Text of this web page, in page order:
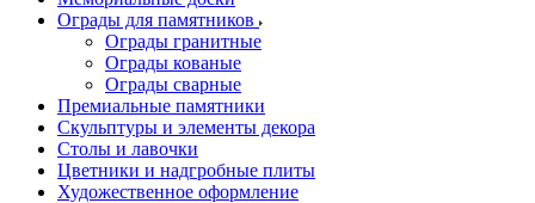
Ограды для памятников
Ограды гранитные
Ограды кованые
Ограды сварные
Премиальные памятники
Скульптуры и элементы декора
Столы и лавочки
Цветники и надгробные плиты
Художественное оформление